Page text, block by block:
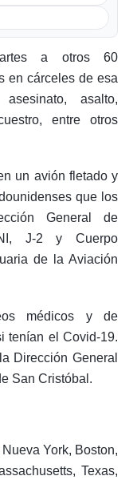
a otros 60
en cárceles de esa
asalto,
entre otros
un avión fletado y
que los
General de
J-2 y Cuerpo
de la Aviación
médicos y de
tenían el Covid-19.
Dirección General
San Cristóbal.
York, Boston,
Texas,